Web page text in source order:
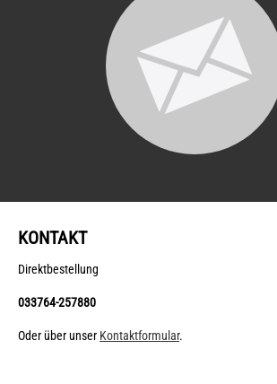
KONTAKT
Direktbestellung
033764-257880
Oder über unser Kontaktformular.